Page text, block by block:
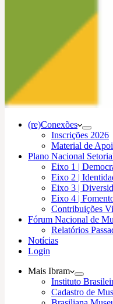
(re)Conexões
Inscrições 2026
Material de
Plano Nacional
Eixo 1 |
Eixo 2 |
Eixo 3 |
Eixo 4 |
Contribuições
Fórum Nacional de
Relatórios
Notícias
Login
Mais Ibram
Instituto
Cadastro de